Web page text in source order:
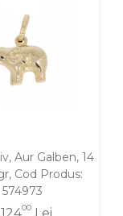
Aur Galben, 14
Cod Produs:
574973
00